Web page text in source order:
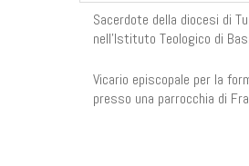
Sacerdote della diocesi di
nell'Istituto Teologico di
Vicario episcopale per la
presso una parrocchia di